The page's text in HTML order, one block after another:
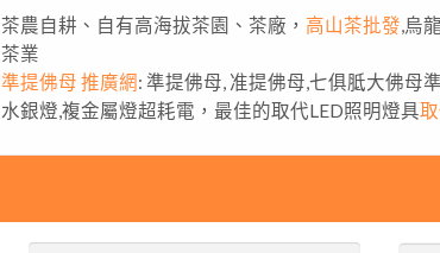
茶農自耕、自有高海拔茶園、茶廠， 高山茶批發 ,烏
茶業
準提佛母 推廣網: 準提佛母, 准提佛母,七俱胝大佛母
水銀燈,複金屬燈超耗電，最佳的取代LED照明燈具